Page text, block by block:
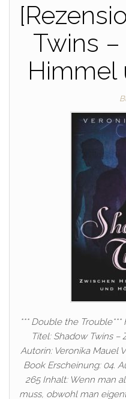
Twins
Himmel
*** Double the
Titel: Shadow Twins
Autorin: Veronika Mauel
Book Erscheinung: 04.
265 Inhalt: Wenn man
muss, obwohl man